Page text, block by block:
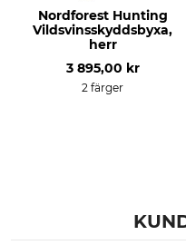
Strykning
Stryk inte
Andningsaktivitet
Nordforest Hunting
Vildsvinsskyddsbyxa,
herr
3 895,00 kr
2 färger